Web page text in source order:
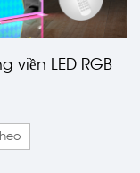
viền LED RGB
mm LT-
ALF80F